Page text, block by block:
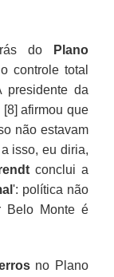
do
Plano
controle total
presidente da
[8] afirmou que
não estavam
isso, eu diria,
conclui a
': política não
Belo Monte é
no Plano